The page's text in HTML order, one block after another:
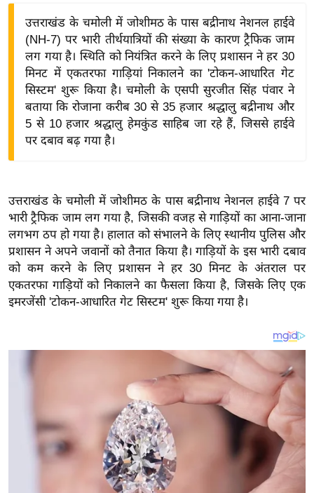
द्यो
वि
ज्ञ
रा
य
ब
ज
ट
उत्तराखंड के चमोली में जोशीमठ के पास बद्रीनाथ नेशनल हाईवे
(NH-7) पर भारी तीर्थयात्रियों की संख्या के कारण ट्रैफिक जाम
लग गया है। स्थिति को नियंत्रित करने के लिए प्रशासन ने हर 30
मिनट में एकतरफा गाड़ियां निकालने का 'टोकन-आधारित गेट
सिस्टम' शुरू किया है। चमोली के एसपी सुरजीत सिंह पंवार ने
बताया कि रोजाना करीब 30 से 35 हजार श्रद्धालु बद्रीनाथ और
5 से 10 हजार श्रद्धालु हेमकुंड साहिब जा रहे हैं, जिससे हाईवे
पर दबाव बढ़ गया है।
उत्तराखंड के चमोली में जोशीमठ के पास बद्रीनाथ नेशनल हाईवे 7 पर
भारी ट्रैफिक जाम लग गया है, जिसकी वजह से गाड़ियों का आना-जाना
लगभग ठप हो गया है। हालात को संभालने के लिए स्थानीय पुलिस और
प्रशासन ने अपने जवानों को तैनात किया है। गाड़ियों के इस भारी दबाव
को कम करने के लिए प्रशासन ने हर 30 मिनट के अंतराल पर
एकतरफा गाड़ियों को निकालने का फैसला किया है, जिसके लिए एक
इमरजेंसी 'टोकन-आधारित गेट सिस्टम' शुरू किया गया है।